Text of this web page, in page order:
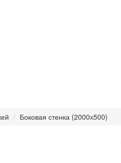
Боковая стенка (2000х500)